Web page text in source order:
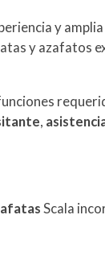
y
y azafatos
,
Scala